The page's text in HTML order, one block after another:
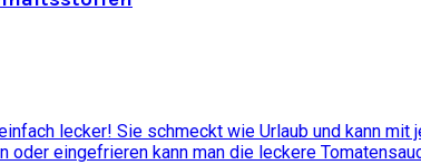
lecker! Sie schmeckt wie Urlaub und kann
eingefrieren kann man die leckere